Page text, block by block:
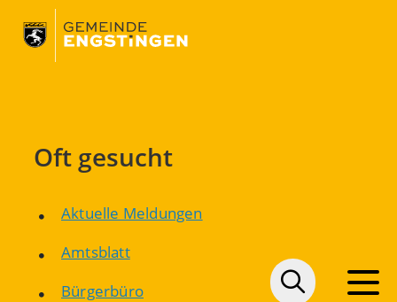
Oft gesucht
Aktuelle Meldungen
Amtsblatt
Bürgerbüro